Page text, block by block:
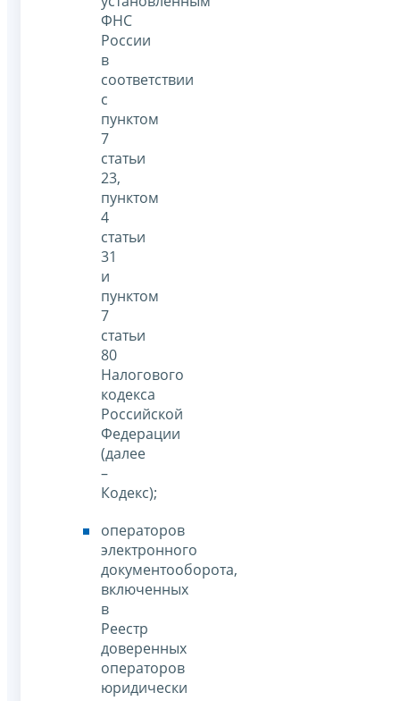
ФНС
России
в
соответствии
с
пунктом
7
статьи
23,
пунктом
4
статьи
31
и
пунктом
7
статьи
80
Налогового
кодекса
Российской
Федерации
(далее
–
Кодекс);
операторов
электронного
документооборота,
включенных
в
Реестр
доверенных
операторов
юридически